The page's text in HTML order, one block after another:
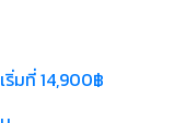
เริ่มที่ 14,900฿